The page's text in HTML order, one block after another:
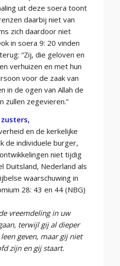
uit deze soera toont
daarbij niet van
zich daardoor niet
in soera 9: 20 vinden
“Zij, die geloven en
verhuizen en met hun
voor de zaak van
in de ogen van Allah de
zullen zegevieren.”
en de kerkelijke
de individuele burger,
niet tijdig
Duitsland, Nederland als
waarschuwing in
28: 43 en 44 (NBG)
vreemdeling in uw
terwijl gij al dieper
geven, maar gij niet
zijn en gij staart.